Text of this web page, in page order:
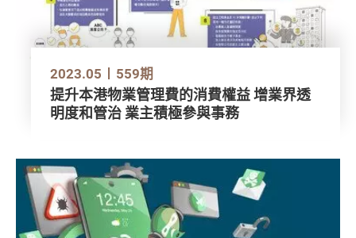
2023.05 559期
提升本港物業管理費的消費權益 增業界透
明度和管治 業主積極參與事務